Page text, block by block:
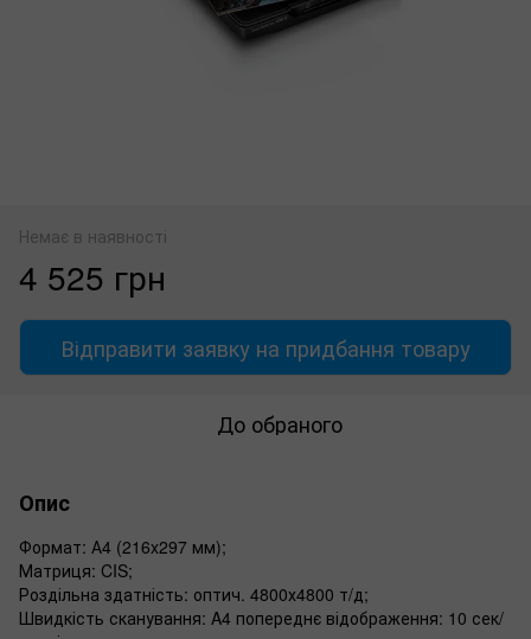
Немає в наявності
4 525 грн
Відправити заявку на придбання товару
До обраного
Опис
Формат: А4 (216x297 мм);
Матриця: CIS;
Роздільна здатність: оптич. 4800х4800 т/д;
Швидкість сканування: A4 попереднє відображення: 10 сек/